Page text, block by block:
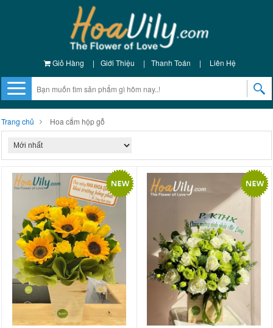
Giỏ Hàng | Giới Thiệu | Thanh Toán | Liên Hệ
Trang chủ Hoa cắm hộp gỗ